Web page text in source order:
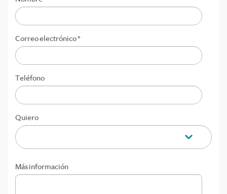
Correo electrónico*
Teléfono
Quiero
Más información